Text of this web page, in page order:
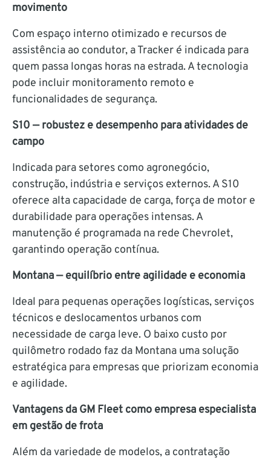
movimento
Com espaço interno otimizado e recursos de
assistência ao condutor, a Tracker é indicada para
quem passa longas horas na estrada. A tecnologia
pode incluir monitoramento remoto e
funcionalidades de segurança.
S10 — robustez e desempenho para atividades de
campo
Indicada para setores como agronegócio,
construção, indústria e serviços externos. A S10
oferece alta capacidade de carga, força de motor e
durabilidade para operações intensas. A
manutenção é programada na rede Chevrolet,
garantindo operação contínua.
Montana — equilíbrio entre agilidade e economia
Ideal para pequenas operações logísticas, serviços
técnicos e deslocamentos urbanos com
necessidade de carga leve. O baixo custo por
quilômetro rodado faz da Montana uma solução
estratégica para empresas que priorizam economia
e agilidade.
Vantagens da GM Fleet como empresa especialista
em gestão de frota
Além da variedade de modelos, a contratação